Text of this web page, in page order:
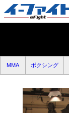
MMA ボクシング